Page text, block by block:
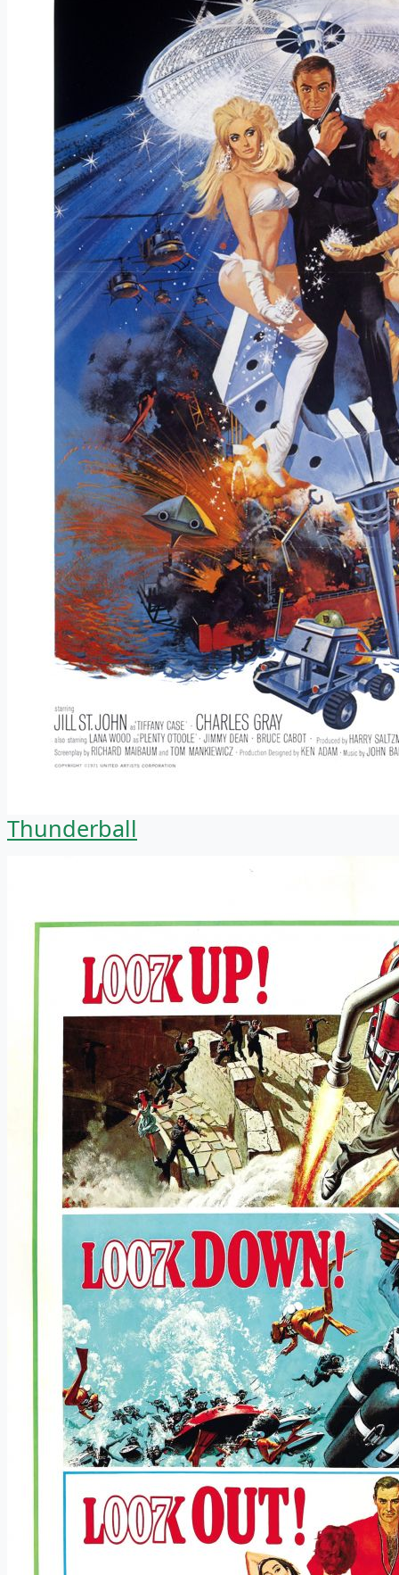
Thunderball